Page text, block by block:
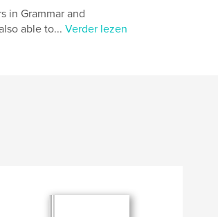
in Grammar and
able to... Verder lezen